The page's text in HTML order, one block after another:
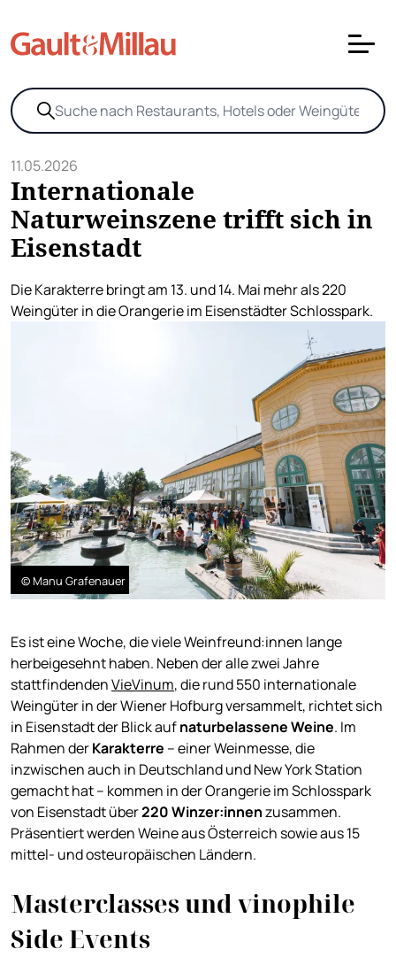
11.05.2026
Internationale
Naturweinszene trifft sich in
Eisenstadt
Die Karakterre bringt am 13. und 14. Mai mehr als 220
Weingüter in die Orangerie im Eisenstädter Schlosspark.
© Manu Grafenauer
Es ist eine Woche, die viele Weinfreund:innen lange
herbeigesehnt haben. Neben der alle zwei Jahre
stattfindendenVieVinum, die rund 550 internationale
Weingüter in der Wiener Hofburg versammelt, richtet sich
in Eisenstadt der Blick aufnaturbelassene Weine. Im
Rahmen derKarakterre – einer Weinmesse, die
inzwischen auch in Deutschland und New York Station
gemacht hat – kommen in der Orangerie im Schlosspark
von Eisenstadt über220 Winzer:innenzusammen.
Präsentiert werden Weine aus Österreich sowie aus 15
mittel- und osteuropäischen Ländern.
Masterclasses und vinophile
Side Events